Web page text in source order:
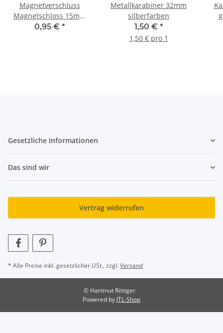
Magnetverschluss
Magnetschloss 15mm
silberfarben
0,95 € *
Metallkarabiner 32mm
silberfarben
1,50 € *
1,50 € pro 1
Gesetzliche Informationen
Das sind wir
Vertrag widerrufen
* Alle Preise inkl. gesetzlicher USt., zzgl.Versand
© Hartmut Röttger
Powered by JTL-Shop